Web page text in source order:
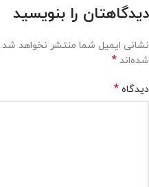
دیدگاهتان را بنویسید
نشانی ایمیل شما منتشر نخواهد شد.
شده‌اند *
دیدگاه *